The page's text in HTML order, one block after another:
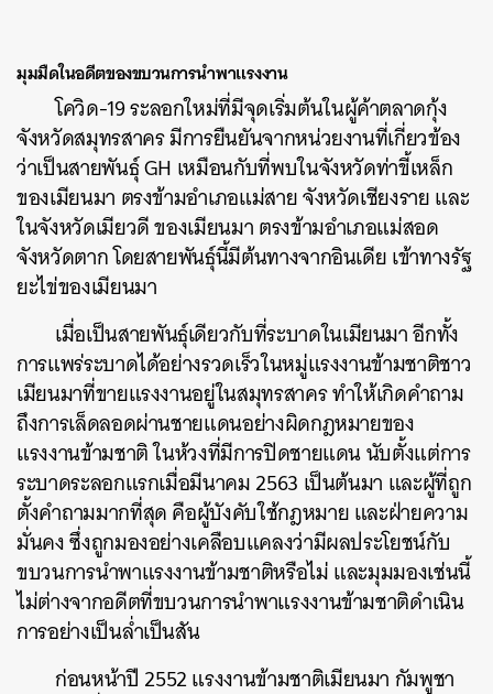
มุมมืดในอดีตของขบวนการนำพาแรงงาน
โควิด-19 ระลอกใหม่ที่มีจุดเริ่มต้นในผู้ค้าตลาดกุ้ง
จังหวัดสมุทรสาคร มีการยืนยันจากหน่วยงานที่เกี่ยวข้อง
ว่าเป็นสายพันธุ์ GH เหมือนกับที่พบในจังหวัดท่าขี้เหล็ก
ของเมียนมา ตรงข้ามอำเภอแม่สาย จังหวัดเชียงราย และ
ในจังหวัดเมียวดี ของเมียนมา ตรงข้ามอำเภอแม่สอด
จังหวัดตาก โดยสายพันธุ์นี้มีต้นทางจากอินเดีย เข้าทางรัฐ
ยะไข่ของเมียนมา
เมื่อเป็นสายพันธุ์เดียวกับที่ระบาดในเมียนมา อีกทั้ง
การแพร่ระบาดได้อย่างรวดเร็วในหมู่แรงงานข้ามชาติชาว
เมียนมาที่ขายแรงงานอยู่ในสมุทรสาคร ทำให้เกิดคำถาม
ถึงการเล็ดลอดผ่านชายแดนอย่างผิดกฎหมายของ
แรงงานข้ามชาติ ในห้วงที่มีการปิดชายแดน นับตั้งแต่การ
ระบาดระลอกแรกเมื่อมีนาคม 2563 เป็นต้นมา และผู้ที่ถูก
ตั้งคำถามมากที่สุด คือผู้บังคับใช้กฎหมาย และฝ่ายความ
มั่นคง ซึ่งถูกมองอย่างเคลือบแคลงว่ามีผลประโยชน์กับ
ขบวนการนำพาแรงงานข้ามชาติหรือไม่ และมุมมองเช่นนี้
ไม่ต่างจากอดีตที่ขบวนการนำพาแรงงานข้ามชาติดำเนิน
การอย่างเป็นล่ำเป็นสัน
ก่อนหน้าปี 2552 แรงงานข้ามชาติเมียนมา กัมพูชา